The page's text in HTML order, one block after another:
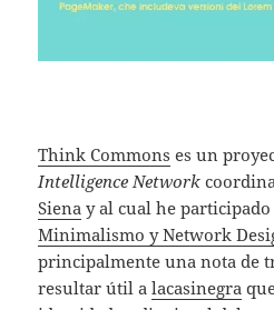
Think Commons es un
Intelligence Network
Siena y al cual he
Minimalismo y Network
principalmente una nota de
resultar útil alacasinegra